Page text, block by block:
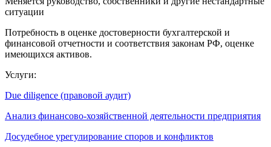
ситуации
Потребность в оценке достоверности бухгалтерской и
финансовой отчетности и соответствия законам РФ, оценке
имеющихся активов.
Услуги:
Due diligence (правовой аудит)
Анализ финансово-хозяйственной деятельности предприятия
Досудебное урегулирование споров и конфликтов